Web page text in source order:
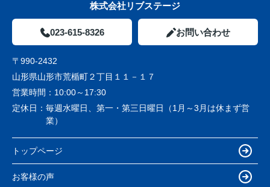
株式会社リブステージ
023-615-8326 お問い合わせ
〒990-2432
山形県山形市荒楯町２丁目１１－１７
営業時間： 10:00～17:30
定休日： 毎週水曜日、第一・第三日曜日（1月～3月は休まず営
業）
トップページ
お客様の声